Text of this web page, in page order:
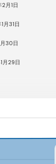
月1日
31日
30日
29日